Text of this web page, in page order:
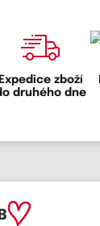
Expedice zboží
druhého dne